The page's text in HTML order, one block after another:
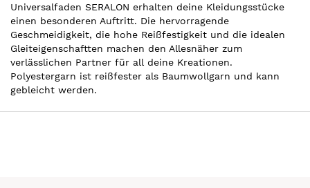
Universalfaden SERALON erhalten deine Kleidungsstücke
einen besonderen Auftritt. Die hervorragende
Geschmeidigkeit, die hohe Reißfestigkeit und die idealen
Gleiteigenschaftten machen den Allesnäher zum
verlässlichen Partner für all deine Kreationen.
Polyestergarn ist reißfester als Baumwollgarn und kann
gebleicht werden.